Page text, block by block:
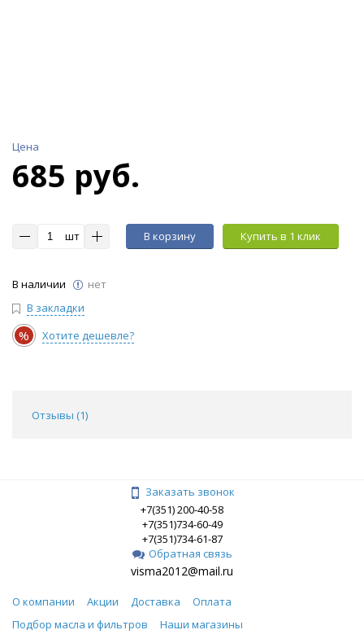
Цена
685 руб.
шт В корзину Купить в 1 клик
В наличии
нет
В закладки
% Хотите дешевле?
Отзывы (1)
Заказать звонок
+7(351) 200-40-58
+7(351)734-60-49
+7(351)734-61-87
Обратная связь
visma2012@mail.ru
О компании Акции Доставка
Оплата
Подбор масла и фильтров
Наши магазины